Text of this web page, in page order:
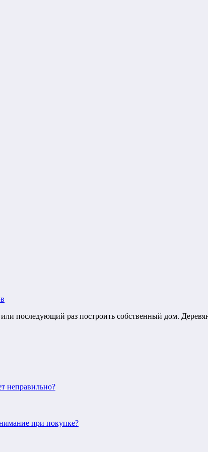
последующий раз построить собственный дом.
неправильно?
при покупке?